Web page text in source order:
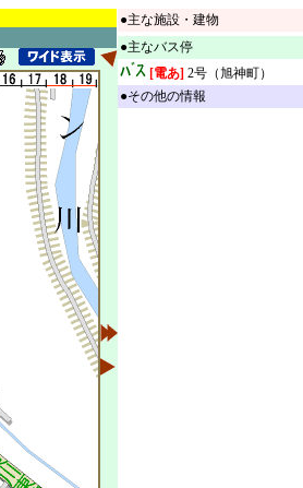
●主な施設・建物
●主なバス停
[電あ] 2号（旭神町）
●その他の情報